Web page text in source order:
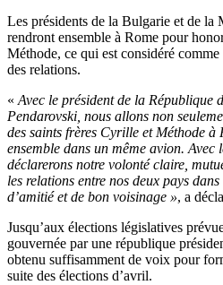
Les présidents de la Bulgarie et de la
rendront ensemble à Rome pour
Méthode, ce qui est considéré
des relations.
« Avec le président de la République
Pendarovski, nous allons non
des saints frères Cyrille et Méthode à
ensemble dans un même avion. Avec
déclarerons notre volonté claire,
les relations entre nos deux pays
d’amitié et de bon voisinage », a
Jusqu’aux élections législatives
gouvernée par une république
obtenu suffisamment de voix pour
suite des élections d’avril.